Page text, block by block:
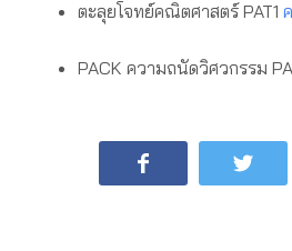
ตะลุยโจทย์คณิตศาสตร์ PAT1
PACK ความถนัดวิศวกรรม